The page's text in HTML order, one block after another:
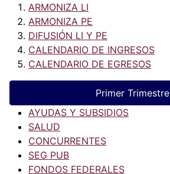
ARMONIZA LI
ARMONIZA PE
DIFUSIÓN LI Y PE
CALENDARIO DE INGRESOS
CALENDARIO DE EGRESOS
Primer Trimestre
AYUDAS Y SUBSIDIOS
SALUD
CONCURRENTES
SEG PUB
FONDOS FEDERALES